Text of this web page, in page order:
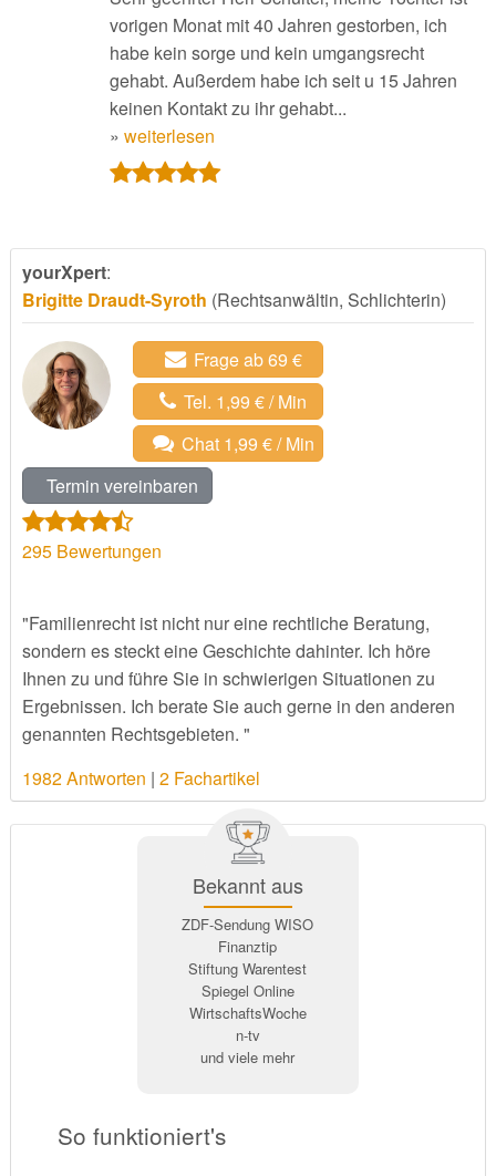
vorigen Monat mit 40 Jahren gestorben, ich
habe kein sorge und kein umgangsrecht
gehabt. Außerdem habe ich seit u 15 Jahren
keinen Kontakt zu ihr gehabt...
» weiterlesen
yourXpert:
Brigitte Draudt-Syroth (Rechtsanwältin, Schlichterin)
Frage ab 69 €
Tel. 1,99 € / Min
Chat 1,99 € / Min
Termin vereinbaren
295Bewertungen
"Familienrecht ist nicht nur eine rechtliche Beratung,
sondern es steckt eine Geschichte dahinter. Ich höre
Ihnen zu und führe Sie in schwierigen Situationen zu
Ergebnissen. Ich berate Sie auch gerne in den anderen
genannten Rechtsgebieten. "
1982 Antworten | 2 Fachartikel
Bekannt aus
ZDF-Sendung WISO
Finanztip
Stiftung Warentest
Spiegel Online
WirtschaftsWoche
n-tv
und viele mehr
So funktioniert's